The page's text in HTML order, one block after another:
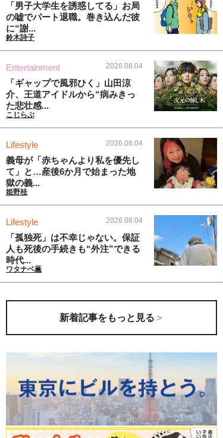
「男子大学生を誘惑してる」お局
の嘘でパート退職。巻き込んだ彼
に“謝...
鈴木詩子
Entertainment 2026.08.04
「ギャップで風邪ひく」山田涼
介、王道アイドルから“病みきっ
た悲壮感...
こじらぶ
Lifestyle 2026.08.04
義母が「赤ちゃんより私を優先し
て」と…産後6か月で始まった地
獄の義...
姫野桂
Lifestyle 2026.08.04
「孤独死」は不幸じゃない。保証
人も死後の手続きも“外注”できる
時代...
ワタナベ薫
新着記事をもっと見る